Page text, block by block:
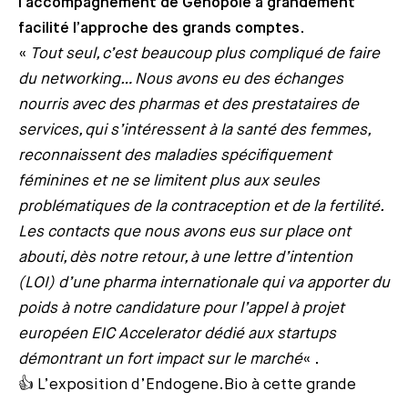
facilité l’approche des grands comptes.
« Tout seul, c’est beaucoup plus compliqué de faire
du networking… Nous avons eu des échanges
nourris avec des pharmas et des prestataires de
services, qui s’intéressent à la santé des femmes,
reconnaissent des maladies spécifiquement
féminines et ne se limitent plus aux seules
problématiques de la contraception et de la fertilité.
Les contacts que nous avons eus sur place ont
abouti, dès notre retour, à une lettre d’intention
(LOI) d’une pharma internationale qui va apporter du
poids à notre candidature pour l’appel à projet
européen EIC Accelerator dédié aux startups
démontrant un fort impact sur le marché« .
👍 L’exposition d’Endogene.Bio à cette grande